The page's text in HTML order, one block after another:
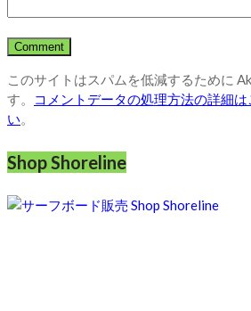
このサイトはスパムを低減するために
す。
コメントデータの処理方法の詳細
い。
Shop Shoreline